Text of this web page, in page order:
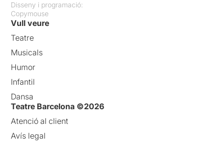
Disseny i programació:
Copymouse
Vull veure
Teatre
Musicals
Humor
Infantil
Dansa
Teatre Barcelona ©2026
Atenció al client
Avís legal